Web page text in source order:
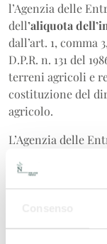
l’Agenzia delle
dell’aliquota
dall’art. 1, comma
D.P.R. n. 131 del
terreni agricoli e
costituzione del
agricolo.
L’Agenzia delle
dell’art. 1 della
quale le aliquote
gli atti di
quanto, per
nozione di